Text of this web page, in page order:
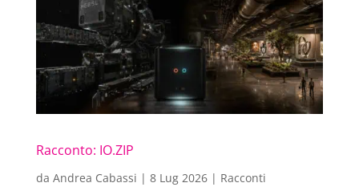
Racconto: IO.ZIP
da Andrea Cabassi | 8 Lug 2026| Racconti